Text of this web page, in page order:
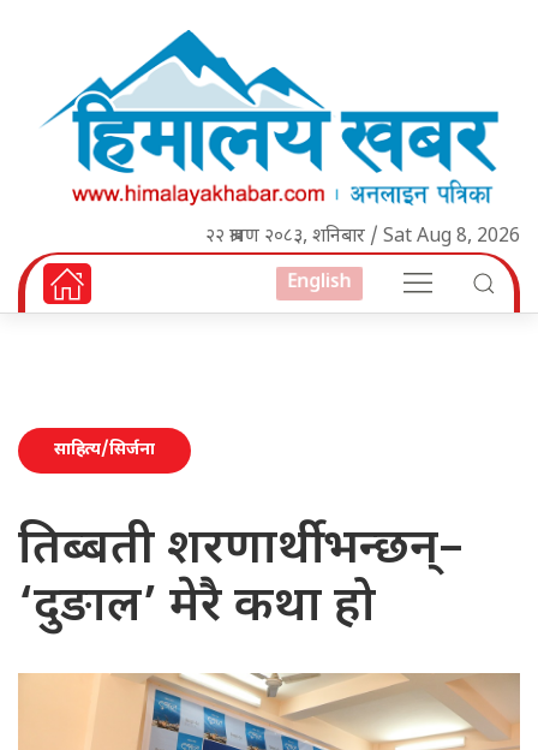
२२ श्रावण २०८३, शनिबार / Sat Aug 8, 2026
English
साहित्य/सिर्जना
तिब्बती शरणार्थी भन्छन्–
‘दुङाल’ मेरै कथा हो